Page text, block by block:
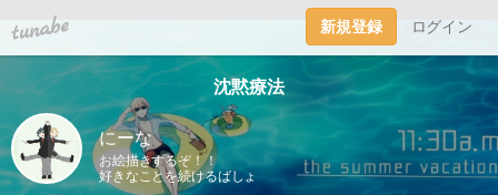
tuna.be 新規登録 ログイン
沈黙療法
にーな
お絵描きするぞ！！
好きなことを続けるばしょ